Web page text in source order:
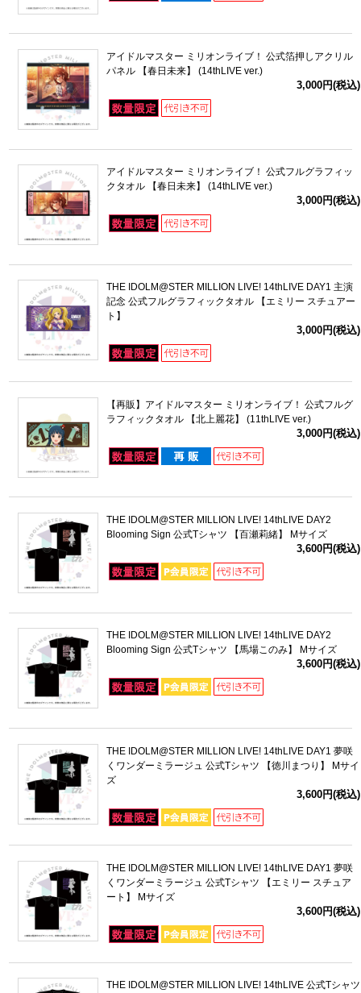
アイドルマスター ミリオンライブ！ 公式箔押しアクリル
パネル 【春日未来】 (14thLIVE ver.)
3,000円(税込)
アイドルマスター ミリオンライブ！ 公式フルグラフィッ
クタオル 【春日未来】 (14thLIVE ver.)
3,000円(税込)
THE IDOLM@STER MILLION LIVE! 14thLIVE DAY1 主演
記念 公式フルグラフィックタオル 【エミリー スチュアー
ト】
3,000円(税込)
【再販】アイドルマスター ミリオンライブ！ 公式フルグ
ラフィックタオル 【北上麗花】 (11thLIVE ver.)
3,000円(税込)
THE IDOLM@STER MILLION LIVE! 14thLIVE DAY2
Blooming Sign 公式Tシャツ 【百瀬莉緒】 Mサイズ
3,600円(税込)
THE IDOLM@STER MILLION LIVE! 14thLIVE DAY2
Blooming Sign 公式Tシャツ 【馬場このみ】 Mサイズ
3,600円(税込)
THE IDOLM@STER MILLION LIVE! 14thLIVE DAY1 夢咲
くワンダーミラージュ 公式Tシャツ 【徳川まつり】 Mサイ
ズ
3,600円(税込)
THE IDOLM@STER MILLION LIVE! 14thLIVE DAY1 夢咲
くワンダーミラージュ 公式Tシャツ 【エミリー スチュア
ート】 Mサイズ
3,600円(税込)
THE IDOLM@STER MILLION LIVE! 14thLIVE 公式Tシャツ